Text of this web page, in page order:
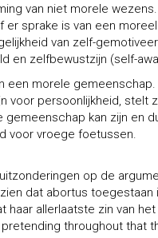
van niet morele
sprake is van een
van zelf-
en zelfbewustzijn (self-
een morele
voor persoonlijkheid, stelt
kan zijn en
voor vroege foetussen.
op de
dat abortus toegestaan
allerlaatste zin van het
throughout that